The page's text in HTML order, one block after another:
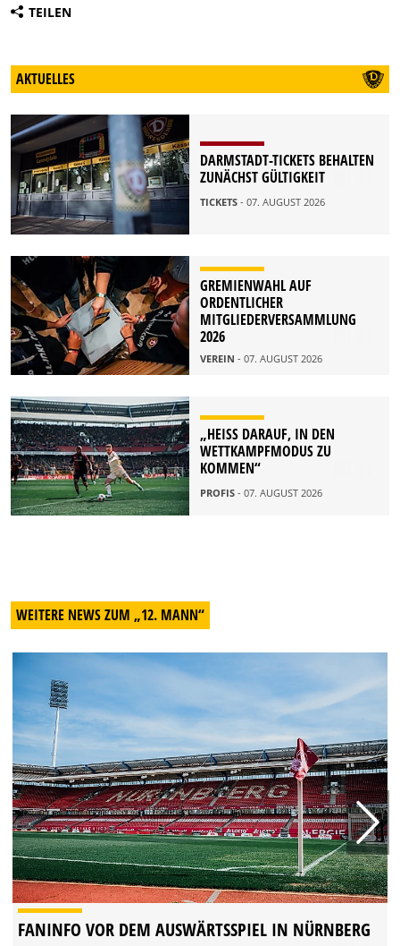
TEILEN
AKTUELLES
DARMSTADT-TICKETS BEHALTEN
ZUNÄCHST GÜLTIGKEIT
TICKETS - 07. AUGUST 2026
GREMIENWAHL AUF
ORDENTLICHER
MITGLIEDERVERSAMMLUNG
2026
VEREIN - 07. AUGUST 2026
„HEISS DARAUF, IN DEN W
ETTKAMPFMODUS ZU K
OMMEN“
PROFIS - 07. AUGUST 2026
WEITERE NEWS ZUM „12. MANN“
FANINFO VOR DEM AUSWÄRTSSPIEL IN NÜRNBERG